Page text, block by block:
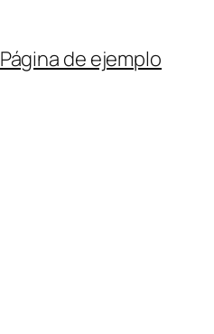
Página de ejemplo